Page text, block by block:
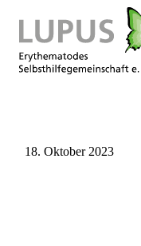
18. Oktober 2023